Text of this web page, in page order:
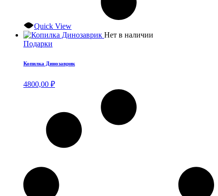
Quick View
Нет в наличии
Подарки
Копилка Динозаврик
4800,00 ₽